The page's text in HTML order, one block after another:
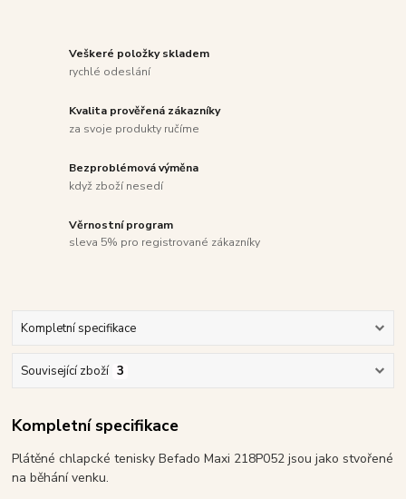
Veškeré položky skladem
rychlé odeslání
Kvalita prověřená zákazníky
za svoje produkty ručíme
Bezproblémová výměna
když zboží nesedí
Věrnostní program
sleva 5% pro registrované zákazníky
Kompletní specifikace
Související zboží 3
Kompletní specifikace
Plátěné chlapcké tenisky Befado Maxi 218P052 jsou jako stvořené
na běhání venku.